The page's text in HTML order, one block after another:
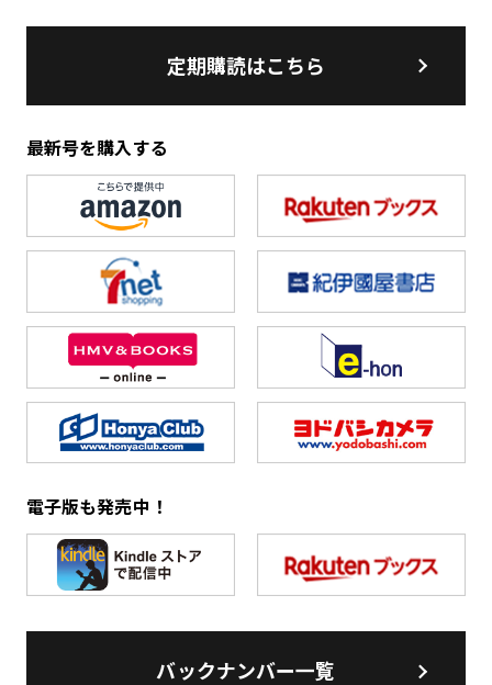
定期購読はこちら
最新号を購入する
電子版も発売中！
バックナンバー一覧